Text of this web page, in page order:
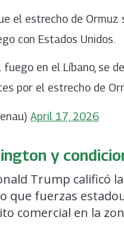
el estrecho de
con Estados Unidos.
fuego en el Líbano, se
por el estrecho de
April 17, 2026
y
Trump calificó
que fuerzas
comercial en la